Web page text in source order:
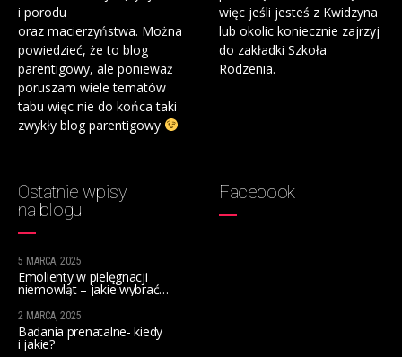
i porodu
oraz macierzyństwa. Można
powiedzieć, że to blog
parentigowy, ale ponieważ
poruszam wiele tematów
tabu więc nie do końca taki
zwykły blog parentigowy
więc jeśli jesteś z Kwidzyna
lub okolic koniecznie zajrzyj
do zakładki Szkoła
Rodzenia.
Ostatnie wpisy
na blogu
5 MARCA, 2025
Emolienty w pielęgnacji
niemowląt – jakie wybrać
na początek?
2 MARCA, 2025
Badania prenatalne- kiedy
i jakie?
Facebook